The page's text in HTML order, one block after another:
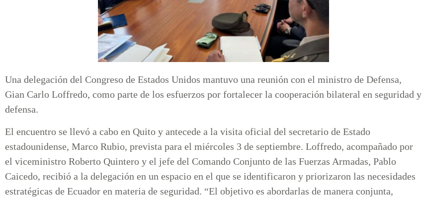
Una delegación del Congreso de Estados Unidos mantuvo una reunión con el ministro de Defensa,
Gian Carlo Loffredo, como parte de los esfuerzos por fortalecer la cooperación bilateral en seguridad y
defensa.
El encuentro se llevó a cabo en Quito y antecede a la visita oficial del secretario de Estado
estadounidense, Marco Rubio, prevista para el miércoles 3 de septiembre. Loffredo, acompañado por
el viceministro Roberto Quintero y el jefe del Comando Conjunto de las Fuerzas Armadas, Pablo
Caicedo, recibió a la delegación en un espacio en el que se identificaron y priorizaron las necesidades
estratégicas de Ecuador en materia de seguridad. “El objetivo es abordarlas de manera conjunta,